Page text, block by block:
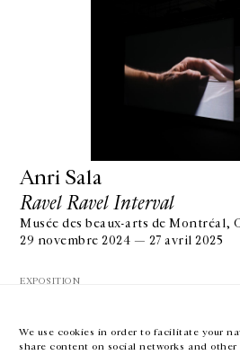
We use cookies in order to facilitate your
share content on social networks and
Anri Sala
Ravel Ravel Interval
Musée des beaux-arts de Montréal,
29 novembre 2024 — 27 avril 2025
EXPOSITION
GALERIE@CROUSEL.COM
HORAIRES D'OUVERTURE
DU MARDI AU VENDREDI
LE SAMEDI